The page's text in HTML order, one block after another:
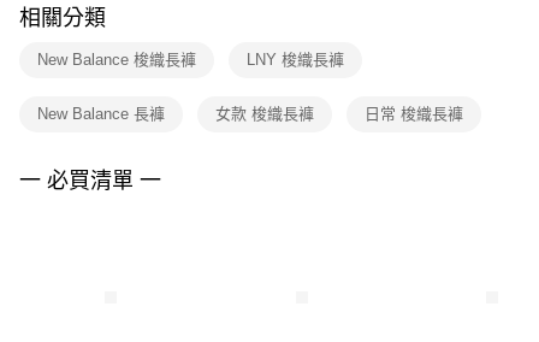
※ 交易是否成功請以「AFTEE先享後付 」之結帳頁面顯示為準，若有關於
是否繳費成功／繳費後需取消欲退款等相關疑問，請聯繫「AFTEE先享後付
客戶支援中心」 https://netprotections.freshdesk.com/support/home
１．透過由恩沛科技股份有限公司提供之「AFTEE先享後付」服務完成之交
２．關於個人資料處理事宜，請瀏覽以下網址：
相關分類
New Balance 梭織長褲 LNY 梭織長褲
New Balance 長褲 女款 梭織長褲 日常 梭織長褲
一 必買清單 一